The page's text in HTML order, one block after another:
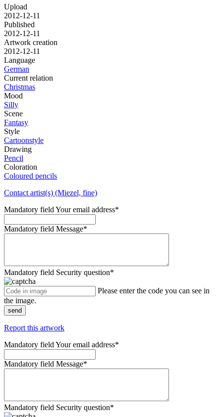
Upload
2012-12-11
Published
2012-12-11
Artwork creation
2012-12-11
Language
German
Current relation
Christmas
Mood
Silly
Scene
Fantasy
Style
Cartoonstyle
Drawing
Pencil
Coloration
Coloured pencils
Contact artist(s) (Miezel, fine)
Mandatory field Your email address*
Mandatory field Message*
Mandatory field Security question*
Please enter the code you can see in
the image.
send
Report this artwork
Mandatory field Your email address*
Mandatory field Message*
Mandatory field Security question*